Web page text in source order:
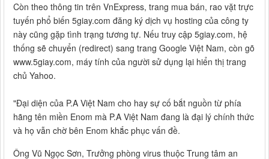
Còn theo thông tin trên VnExpress, trang mua bán, rao vặt trực
tuyến phổ biến 5giay.com đăng ký dịch vụ hosting của công ty
này cũng gặp tình trạng tương tự. Nếu truy cập 5giay.com, hệ
thống sẽ chuyển (redirect) sang trang Google Việt Nam, còn gõ
www.5giay.com, máy tính của người sử dụng lại hiển thị trang
chủ Yahoo.
"Đại diện của P.A Việt Nam cho hay sự cố bắt nguồn từ phía
hãng tên miền Enom mà P.A Việt Nam đang là đại lý chính thức
và họ vẫn chờ bên Enom khắc phục vấn đề.
Ông Vũ Ngọc Sơn, Trưởng phòng virus thuộc Trung tâm an